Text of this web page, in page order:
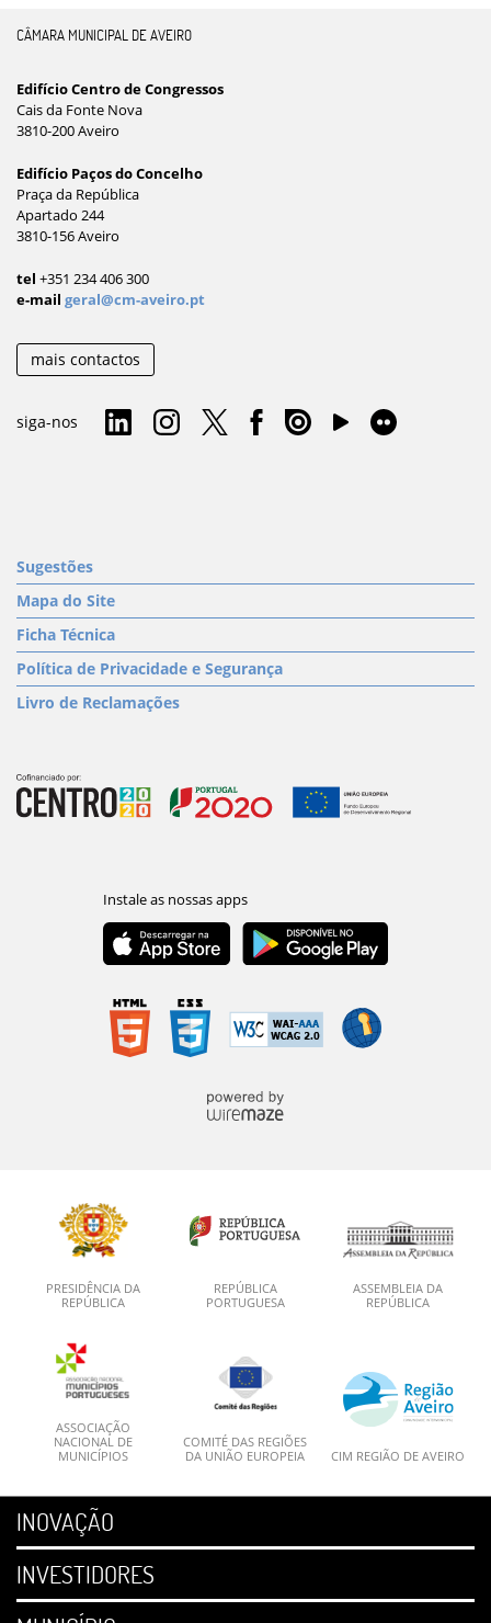
CÂMARA MUNICIPAL DE AVEIRO
Edifício Centro de Congressos
Cais da Fonte Nova
3810-200 Aveiro
Edifício Paços do Concelho
Praça da República
Apartado 244
3810-156 Aveiro
tel +351 234 406 300
e-mail geral@cm-aveiro.pt
mais contactos
siga-nos
Sugestões
Mapa do Site
Ficha Técnica
Política de Privacidade e Segurança
Livro de Reclamações
PRESIDÊNCIA DA
REPÚBLICA
REPÚBLICA
PORTUGUESA
ASSEMBLEIA DA
REPÚBLICA
ASSOCIAÇÃO
NACIONAL DE
MUNICÍPIOS
COMITÉ DAS REGIÕES
DA UNIÃO EUROPEIA
CIM REGIÃO DE AVEIRO
INOVAÇÃO
INVESTIDORES